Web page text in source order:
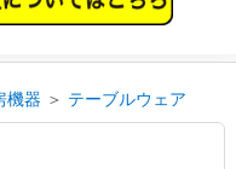
機器 ＞ テーブルウェア